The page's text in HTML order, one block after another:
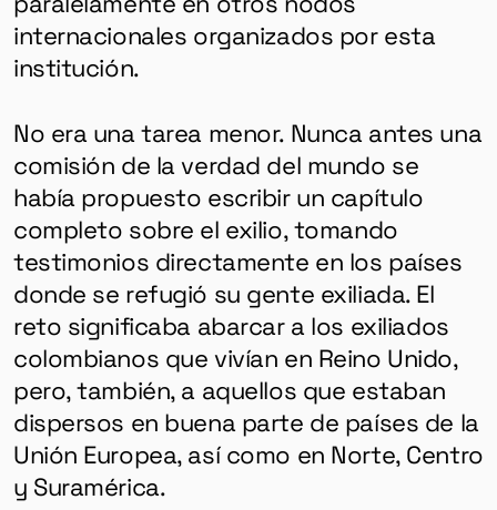
internacionales organizados por esta
institución.
No era una tarea menor. Nunca antes una
comisión de la verdad del mundo se
había propuesto escribir un capítulo
completo sobre el exilio, tomando
testimonios directamente en los países
donde se refugió su gente exiliada. El
reto significaba abarcar a los exiliados
colombianos que vivían en Reino Unido,
pero, también, a aquellos que estaban
dispersos en buena parte de países de la
Unión Europea, así como en Norte, Centro
y Suramérica.